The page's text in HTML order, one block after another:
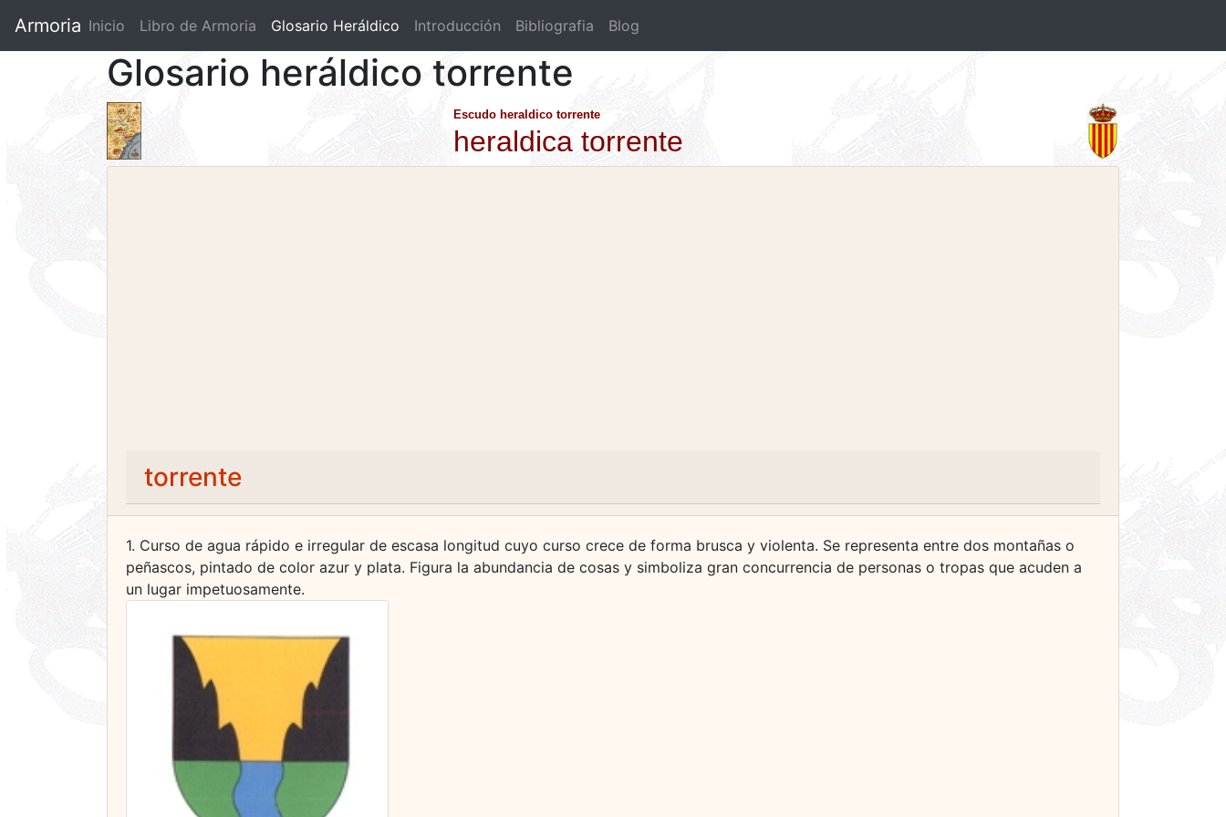
Armoria Inicio Libro de Armoria (current)
Glosario Heráldico Introducción Bibliografia Blog
Glosario heráldico torrente
Escudo heraldico torrente
heraldica torrente
torrente
1. Curso de agua rápido e irregular de escasa longitud cuyo curso crece de forma brusca y violenta. Se representa entre dos montañas o
peñascos, pintado de color azur y plata. Figura la abundancia de cosas y simboliza gran concurrencia de personas o tropas que acuden a
un lugar impetuosamente.